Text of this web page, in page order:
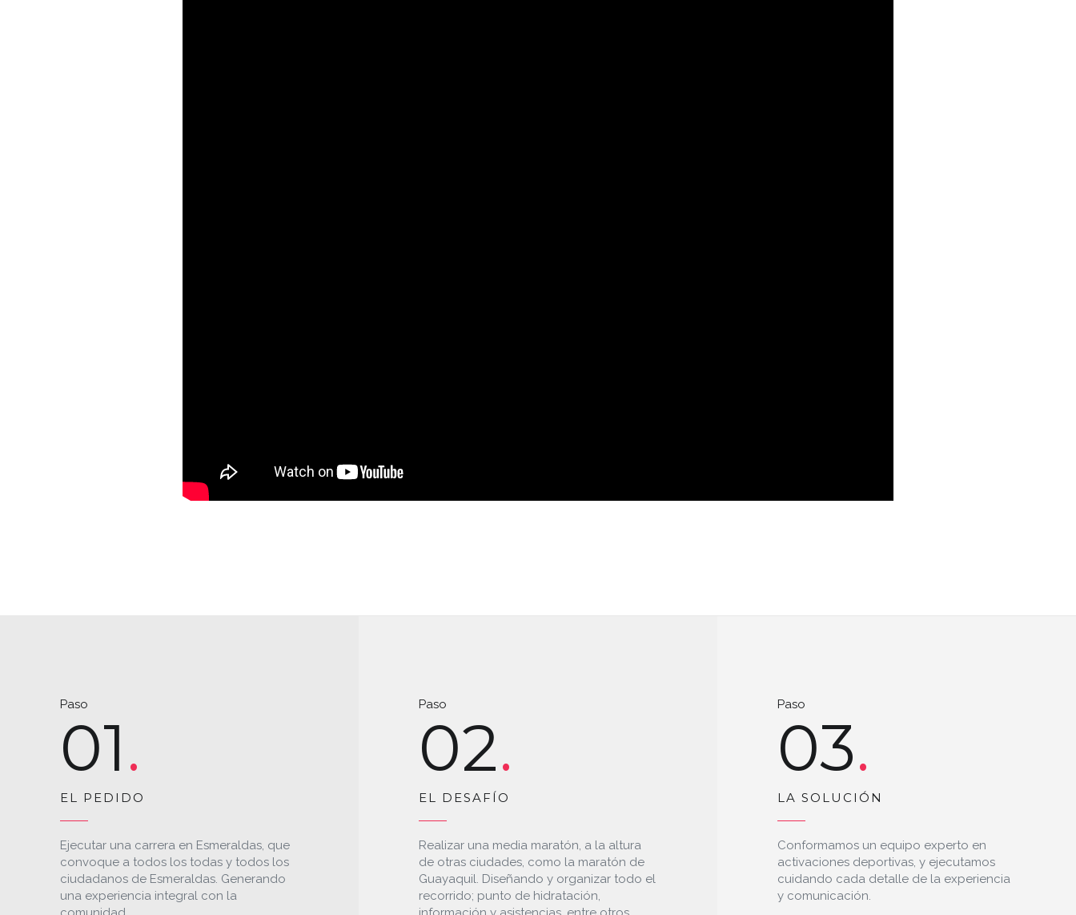
Paso
01
EL PEDIDO
Ejecutar una carrera en Esmeraldas, que
convoque a todos los todas y todos los
ciudadanos de Esmeraldas. Generando
una experiencia integral con la
Paso
02
EL DESAFÍO
Realizar una media maratón, a la altura
de otras ciudades, como la maratón de
Guayaquil. Diseñando y organizar todo el
recorrido; punto de hidratación,
Paso
03
LA SOLUCIÓN
Conformamos un equipo experto en
activaciones deportivas, y ejecutamos
cuidando cada detalle de la experiencia
y comunicación.